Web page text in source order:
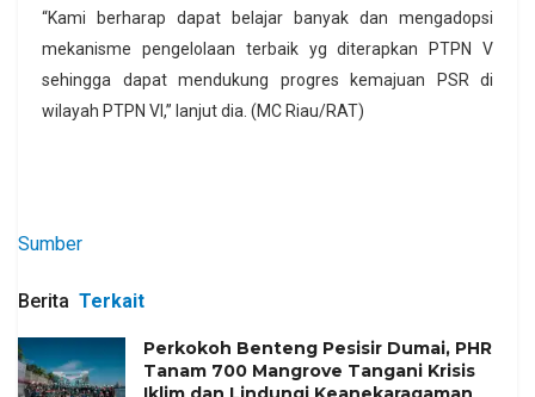
“Kami berharap dapat belajar banyak dan mengadopsi
mekanisme pengelolaan terbaik yg diterapkan PTPN V
sehingga dapat mendukung progres kemajuan PSR di
wilayah PTPN VI,” lanjut dia. (MC Riau/RAT)
Sumber
Berita Terkait
Perkokoh Benteng Pesisir Dumai, PHR
Tanam 700 Mangrove Tangani Krisis